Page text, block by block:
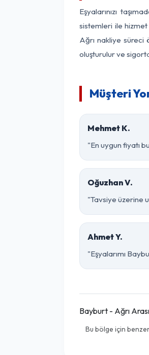
Eşyalarınızı
sistemleri ile
Ağrı nakliye süreci
oluşturulur ve
Müşteri
Mehmet K.
"En uygun fiyatı
Oğuzhan V.
"Tavsiye üzerine
Ahmet Y.
"Eşyalarımı
Bayburt - Ağrı
Bu bölge için